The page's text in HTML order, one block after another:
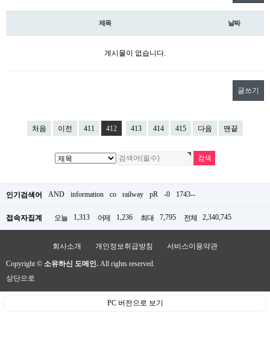
제목 날짜
게시물이 없습니다.
글쓰기
처음 이전 411 412 413 414 415 다음 맨끝
인기검색어 AND information co railway pR -0 1743--
접속자집계 오늘 1,313 어제 1,236 최대 7,795 전체 2,340,745
회사소개 개인정보취급방침 서비스이용약관
Copyright © 소유하신 도메인. All rights reserved.
상단으로
PC 버전으로 보기